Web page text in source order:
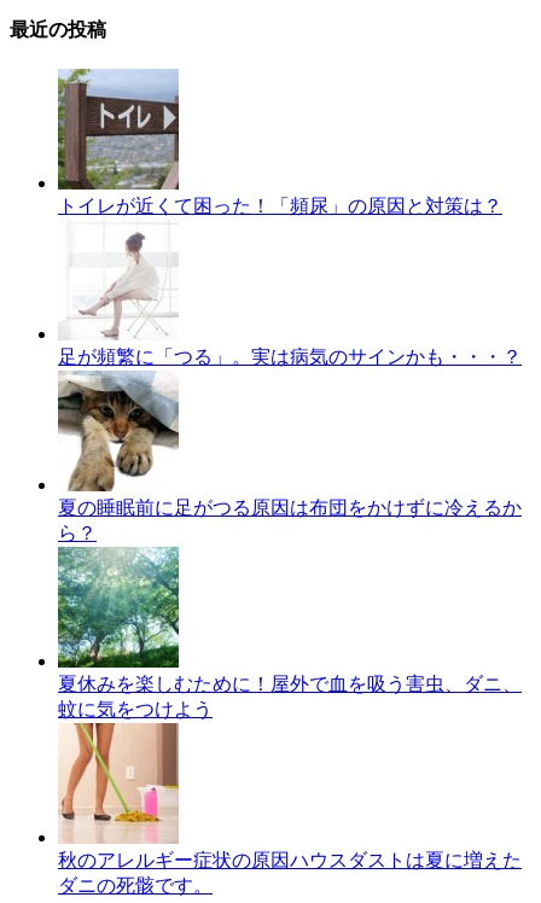
最近の投稿
トイレが近くて困った！「頻尿」の原因と対策は？
足が頻繁に「つる」。実は病気のサインかも・・・？
夏の睡眠前に足がつる原因は布団をかけずに冷えるか
ら？
夏休みを楽しむために！屋外で血を吸う害虫、ダニ、
蚊に気をつけよう
秋のアレルギー症状の原因ハウスダストは夏に増えた
ダニの死骸です。